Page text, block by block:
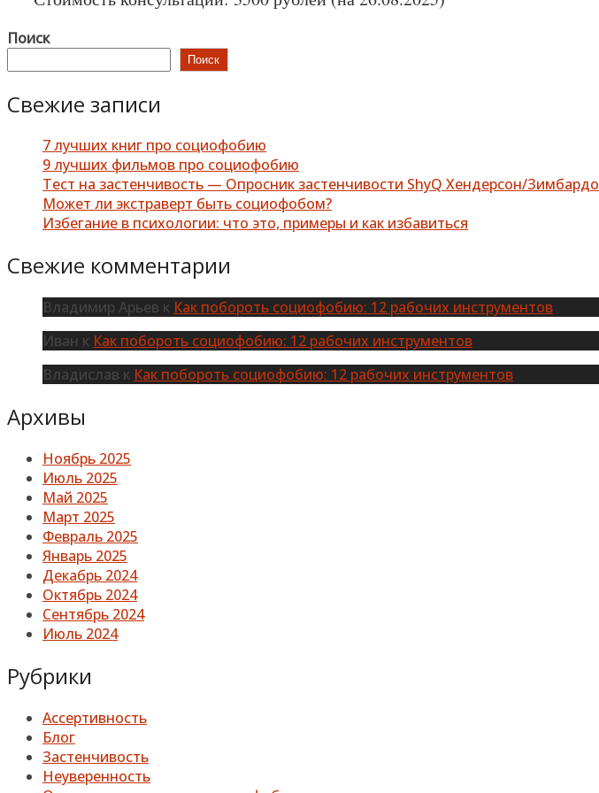
Поиск
Поиск
Свежие записи
7 лучших книг про социофобию
9 лучших фильмов про социофобию
Тест на застенчивость — Опросник застенчивости ShyQ Хендерсон/Зимбардо
Может ли экстраверт быть социофобом?
Избегание в психологии: что это, примеры и как избавиться
Свежие комментарии
Владимир Арьев к Как побороть социофобию: 12 рабочих инструментов
Иван к Как побороть социофобию: 12 рабочих инструментов
Владислав к Как побороть социофобию: 12 рабочих инструментов
Архивы
Ноябрь 2025
Июль 2025
Май 2025
Март 2025
Февраль 2025
Январь 2025
Декабрь 2024
Октябрь 2024
Сентябрь 2024
Июль 2024
Рубрики
Ассертивность
Блог
Застенчивость
Неуверенность